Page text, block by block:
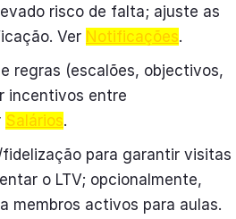
risco de falta; ajuste as
Ver Notificações.
regras (escalões, objectivos,
incentivos entre
Salários.
para garantir visitas
o LTV; opcionalmente,
membros activos para aulas.